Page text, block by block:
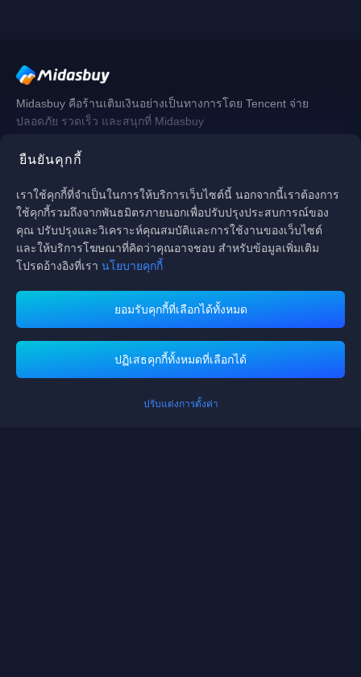
ยืนยันคุกกี้
เราใช้คุกกี้ที่จำเป็นในการให้บริการเว็บไซต์นี้ นอกจากนี้เราต้องการ
ใช้คุกกี้รวมถึงจากพันธมิตรภายนอกเพื่อปรับปรุงประสบการณ์ของ
คุณ ปรับปรุงและวิเคราะห์คุณสมบัติและการใช้งานของเว็บไซต์
และให้บริการโฆษณาที่คิดว่าคุณอาจชอบ สำหรับข้อมูลเพิ่มเติม
โปรดอ้างอิงที่เรา นโยบายคุกกี้
ยอมรับคุกกี้ที่เลือกได้ทั้งหมด
ปฏิเสธคุกกี้ทั้งหมดที่เลือกได้
ปรับแต่งการตั้งค่า
Midasbuy คือร้านเติมเงินอย่างเป็นทางการโดย Tencent จ่าย
ปลอดภัย รวดเร็ว และสนุกที่ Midasbuy
Midasbuy รองรับวิธีการชำระเงิน